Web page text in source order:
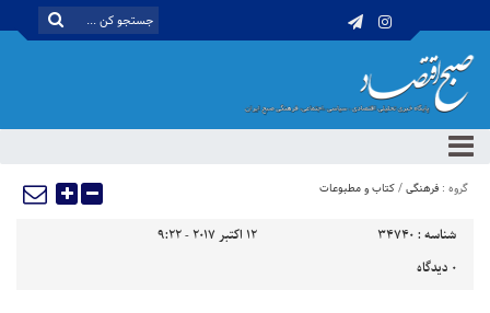
گروه : فرهنگی/کتاب و مطبوعات
شناسه : 34740
12 اکتبر 2017 - 9:22
0 دیدگاه